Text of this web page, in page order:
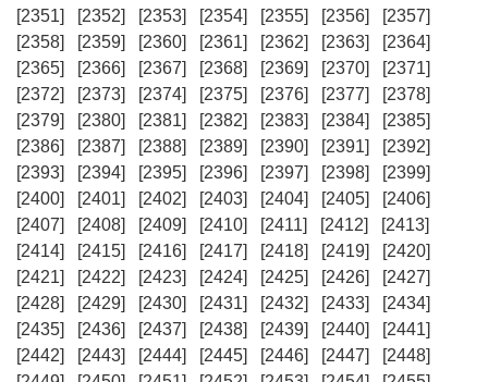
[2351]
[2352] [2353] [2354] [2355] [2356]
[2357]
[2358]
[2359] [2360] [2361] [2362] [2363]
[2364]
[2365]
[2366] [2367] [2368] [2369] [2370]
[2371]
[2372]
[2373] [2374] [2375] [2376] [2377]
[2378]
[2379]
[2380] [2381] [2382] [2383] [2384]
[2385]
[2386]
[2387] [2388] [2389] [2390] [2391]
[2392]
[2393]
[2394] [2395] [2396] [2397] [2398]
[2399]
[2400]
[2401] [2402] [2403] [2404] [2405]
[2406]
[2407]
[2408] [2409] [2410] [2411] [2412]
[2413]
[2414]
[2415] [2416] [2417] [2418] [2419]
[2420]
[2421]
[2422] [2423] [2424] [2425] [2426]
[2427]
[2428]
[2429] [2430] [2431] [2432] [2433]
[2434]
[2435]
[2436] [2437] [2438] [2439] [2440]
[2441]
[2442]
[2443] [2444] [2445] [2446] [2447]
[2448]